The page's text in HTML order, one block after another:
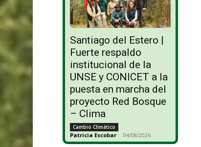
Santiago del Estero |
Fuerte respaldo
institucional de la
UNSE y CONICET a la
puesta en marcha del
proyecto Red Bosque
– Clima
Cambio Climático
Patricia Escobar - 04/08/2026